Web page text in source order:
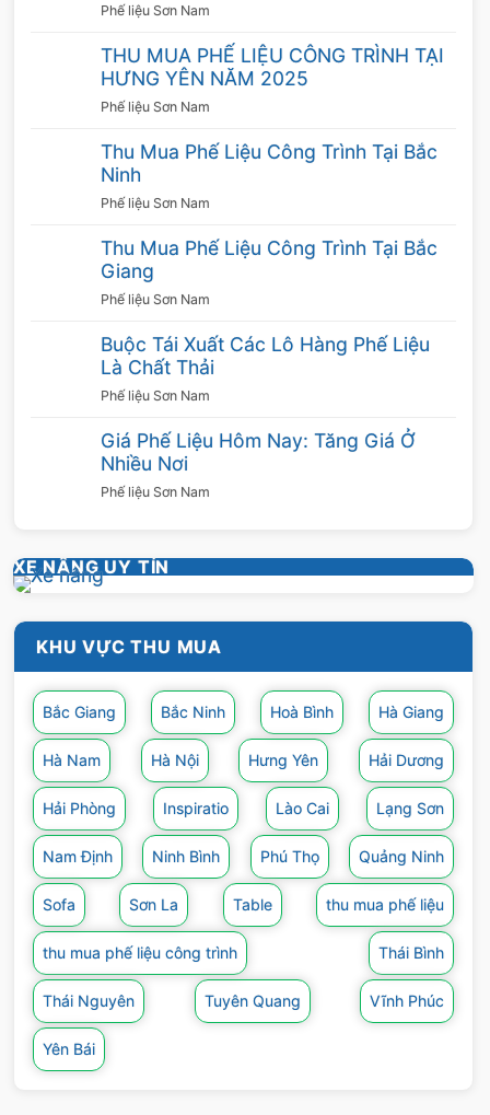
Phế liệu Sơn Nam
THU MUA PHẾ LIỆU CÔNG TRÌNH TẠI
HƯNG YÊN NĂM 2025
Phế liệu Sơn Nam
Thu Mua Phế Liệu Công Trình Tại Bắc
Ninh
Phế liệu Sơn Nam
Thu Mua Phế Liệu Công Trình Tại Bắc
Giang
Phế liệu Sơn Nam
Buộc Tái Xuất Các Lô Hàng Phế Liệu
Là Chất Thải
Phế liệu Sơn Nam
Giá Phế Liệu Hôm Nay: Tăng Giá Ở
Nhiều Nơi
Phế liệu Sơn Nam
XE NÂNG UY TÍN
KHU VỰC THU MUA
Bắc Giang Bắc Ninh Hoà Bình Hà Giang
Hà Nam Hà Nội Hưng Yên Hải Dương
Hải Phòng Inspiratio Lào Cai Lạng Sơn
Nam Định Ninh Bình Phú Thọ Quảng Ninh
Sofa Sơn La Table thu mua phế liệu
thu mua phế liệu công trình Thái Bình
Thái Nguyên Tuyên Quang Vĩnh Phúc
Yên Bái
kết. Chúng tôi đảm bảo thanh toán nhanh gọn,
thanh toán dưới nhiều hình thức theo nhu cầu
của khách hàng. Chính vì thế, quý khách hoàn
toàn có thể yên tâm khi hợp tác cùng chúng
Thời gian làm việc linh hoạt
Công ty chúng tôi thu mua 24/24, kể cả thứ 7,
chủ nhật, ngày nghỉ. Do đó không ảnh hưởng
đến công việc, sinh hoạt của khách hàng. Bên
còn cung cấp thêm nhiều hạng mục khác như
thu mua phế liệu nhôm, đồng, kẽm, giấy vụn
Ngoài ra Sơn Nam còn mua các loại
phế liệu khác, quý khách xem tại đây
Đồng,Thu Mua Phế Liệu Nhôm,Thu Mua
Mua Phế Liệu Thép